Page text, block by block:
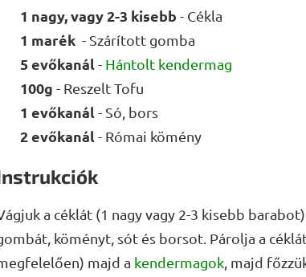
1 nagy, vagy 2-3 kisebb - Cékla
1 marék - Szárított gomba
5 evőkanál - Hántolt kendermag
100g - Reszelt Tofu
1 evőkanál - Só, bors
2 evőkanál - Római kömény
a céklát (1 nagy vagy 2-3 kisebb
köményt, sót és borsot. Párolja a
majd a kendermagok, majd